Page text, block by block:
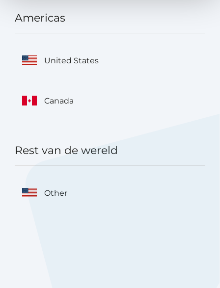
Americas
United States
Canada
Rest van de wereld
Other